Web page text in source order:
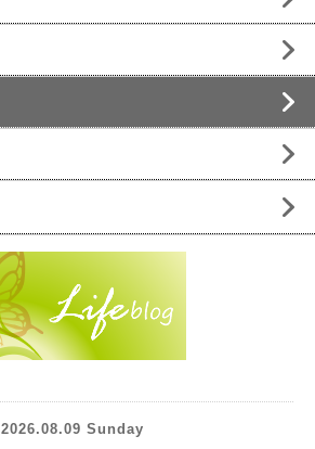
2026.08.09 Sunday